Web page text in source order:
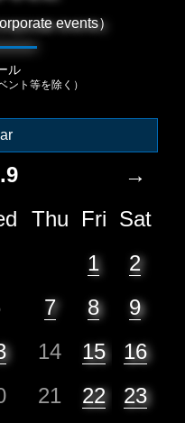
events）
ル
ント等を除く）
→
Thu Fri Sat
1
2
7 8
9
14 15
16
21 22
23